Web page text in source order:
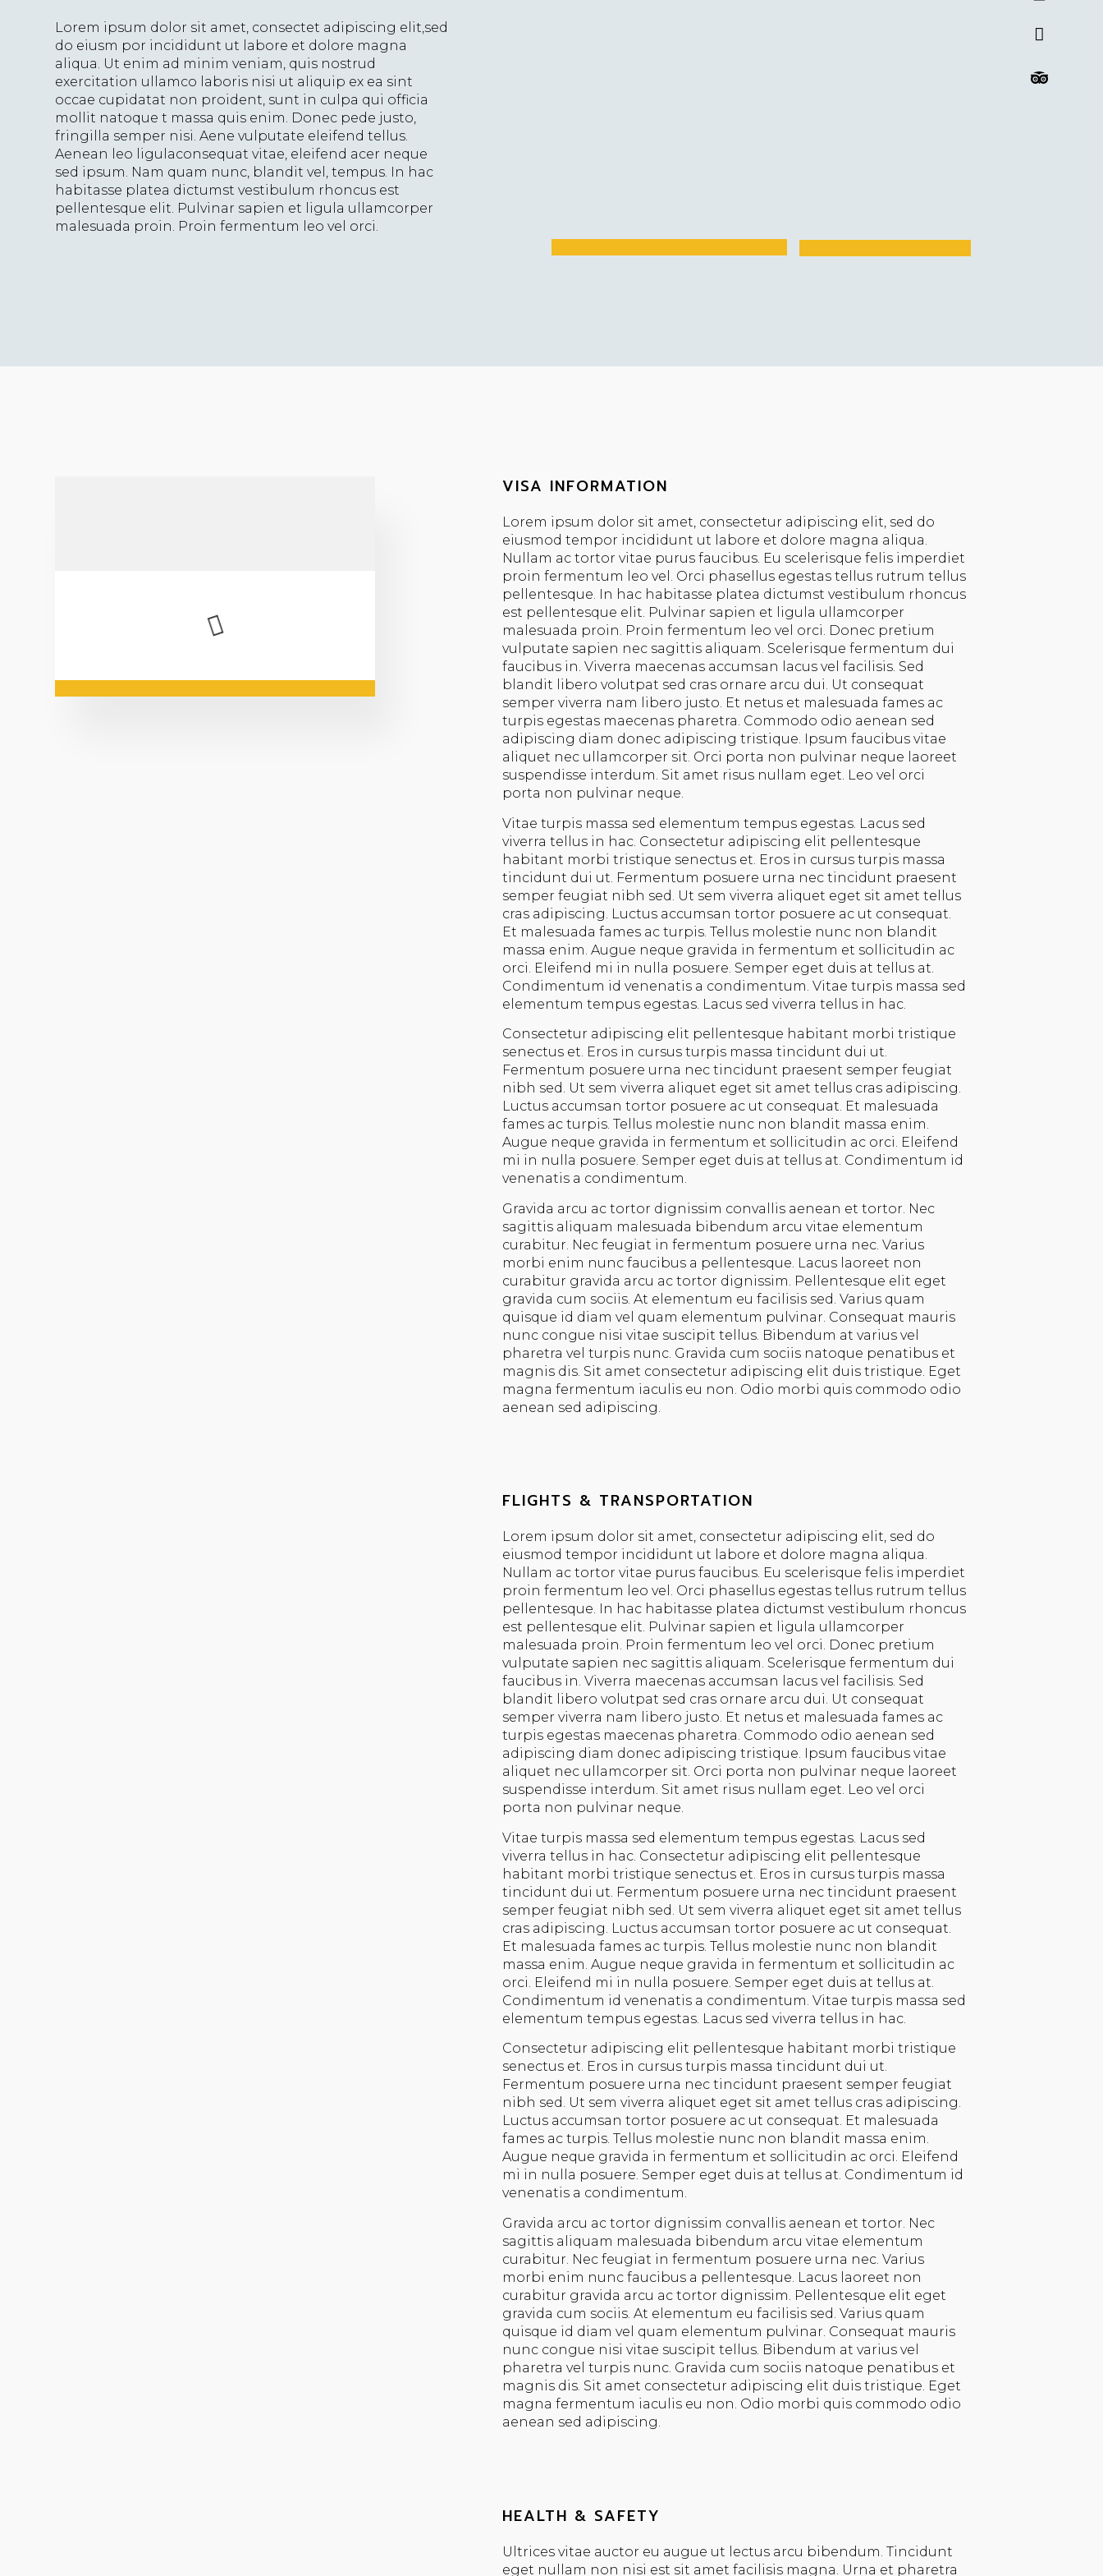
Lorem ipsum dolor sit amet, consectet adipiscing elit,sed
do eiusm por incididunt ut labore et dolore magna
aliqua. Ut enim ad minim veniam, quis nostrud
exercitation ullamco laboris nisi ut aliquip ex ea sint
occae cupidatat non proident, sunt in culpa qui officia
mollit natoque t massa quis enim. Donec pede justo,
fringilla semper nisi. Aene vulputate eleifend tellus.
Aenean leo ligulaconsequat vitae, eleifend acer neque
sed ipsum. Nam quam nunc, blandit vel, tempus. In hac
habitasse platea dictumst vestibulum rhoncus est
pellentesque elit. Pulvinar sapien et ligula ullamcorper
malesuada proin. Proin fermentum leo vel orci.
VISA INFORMATION
Lorem ipsum dolor sit amet, consectetur adipiscing elit, sed do
eiusmod tempor incididunt ut labore et dolore magna aliqua.
Nullam ac tortor vitae purus faucibus. Eu scelerisque felis imperdiet
proin fermentum leo vel. Orci phasellus egestas tellus rutrum tellus
pellentesque. In hac habitasse platea dictumst vestibulum rhoncus
est pellentesque elit. Pulvinar sapien et ligula ullamcorper
malesuada proin. Proin fermentum leo vel orci. Donec pretium
vulputate sapien nec sagittis aliquam. Scelerisque fermentum dui
faucibus in. Viverra maecenas accumsan lacus vel facilisis. Sed
blandit libero volutpat sed cras ornare arcu dui. Ut consequat
semper viverra nam libero justo. Et netus et malesuada fames ac
turpis egestas maecenas pharetra. Commodo odio aenean sed
adipiscing diam donec adipiscing tristique. Ipsum faucibus vitae
aliquet nec ullamcorper sit. Orci porta non pulvinar neque laoreet
suspendisse interdum. Sit amet risus nullam eget. Leo vel orci
porta non pulvinar neque.
Vitae turpis massa sed elementum tempus egestas. Lacus sed
viverra tellus in hac. Consectetur adipiscing elit pellentesque
habitant morbi tristique senectus et. Eros in cursus turpis massa
tincidunt dui ut. Fermentum posuere urna nec tincidunt praesent
semper feugiat nibh sed. Ut sem viverra aliquet eget sit amet tellus
cras adipiscing. Luctus accumsan tortor posuere ac ut consequat.
Et malesuada fames ac turpis. Tellus molestie nunc non blandit
massa enim. Augue neque gravida in fermentum et sollicitudin ac
orci. Eleifend mi in nulla posuere. Semper eget duis at tellus at.
Condimentum id venenatis a condimentum. Vitae turpis massa sed
elementum tempus egestas. Lacus sed viverra tellus in hac.
Consectetur adipiscing elit pellentesque habitant morbi tristique
senectus et. Eros in cursus turpis massa tincidunt dui ut.
Fermentum posuere urna nec tincidunt praesent semper feugiat
nibh sed. Ut sem viverra aliquet eget sit amet tellus cras adipiscing.
Luctus accumsan tortor posuere ac ut consequat. Et malesuada
fames ac turpis. Tellus molestie nunc non blandit massa enim.
Augue neque gravida in fermentum et sollicitudin ac orci. Eleifend
mi in nulla posuere. Semper eget duis at tellus at. Condimentum id
venenatis a condimentum.
Gravida arcu ac tortor dignissim convallis aenean et tortor. Nec
sagittis aliquam malesuada bibendum arcu vitae elementum
curabitur. Nec feugiat in fermentum posuere urna nec. Varius
morbi enim nunc faucibus a pellentesque. Lacus laoreet non
curabitur gravida arcu ac tortor dignissim. Pellentesque elit eget
gravida cum sociis. At elementum eu facilisis sed. Varius quam
quisque id diam vel quam elementum pulvinar. Consequat mauris
nunc congue nisi vitae suscipit tellus. Bibendum at varius vel
pharetra vel turpis nunc. Gravida cum sociis natoque penatibus et
magnis dis. Sit amet consectetur adipiscing elit duis tristique. Eget
magna fermentum iaculis eu non. Odio morbi quis commodo odio
aenean sed adipiscing.
FLIGHTS & TRANSPORTATION
Lorem ipsum dolor sit amet, consectetur adipiscing elit, sed do
eiusmod tempor incididunt ut labore et dolore magna aliqua.
Nullam ac tortor vitae purus faucibus. Eu scelerisque felis imperdiet
proin fermentum leo vel. Orci phasellus egestas tellus rutrum tellus
pellentesque. In hac habitasse platea dictumst vestibulum rhoncus
est pellentesque elit. Pulvinar sapien et ligula ullamcorper
malesuada proin. Proin fermentum leo vel orci. Donec pretium
vulputate sapien nec sagittis aliquam. Scelerisque fermentum dui
faucibus in. Viverra maecenas accumsan lacus vel facilisis. Sed
blandit libero volutpat sed cras ornare arcu dui. Ut consequat
semper viverra nam libero justo. Et netus et malesuada fames ac
turpis egestas maecenas pharetra. Commodo odio aenean sed
adipiscing diam donec adipiscing tristique. Ipsum faucibus vitae
aliquet nec ullamcorper sit. Orci porta non pulvinar neque laoreet
suspendisse interdum. Sit amet risus nullam eget. Leo vel orci
porta non pulvinar neque.
Vitae turpis massa sed elementum tempus egestas. Lacus sed
viverra tellus in hac. Consectetur adipiscing elit pellentesque
habitant morbi tristique senectus et. Eros in cursus turpis massa
tincidunt dui ut. Fermentum posuere urna nec tincidunt praesent
semper feugiat nibh sed. Ut sem viverra aliquet eget sit amet tellus
cras adipiscing. Luctus accumsan tortor posuere ac ut consequat.
Et malesuada fames ac turpis. Tellus molestie nunc non blandit
massa enim. Augue neque gravida in fermentum et sollicitudin ac
orci. Eleifend mi in nulla posuere. Semper eget duis at tellus at.
Condimentum id venenatis a condimentum. Vitae turpis massa sed
elementum tempus egestas. Lacus sed viverra tellus in hac.
Consectetur adipiscing elit pellentesque habitant morbi tristique
senectus et. Eros in cursus turpis massa tincidunt dui ut.
Fermentum posuere urna nec tincidunt praesent semper feugiat
nibh sed. Ut sem viverra aliquet eget sit amet tellus cras adipiscing.
Luctus accumsan tortor posuere ac ut consequat. Et malesuada
fames ac turpis. Tellus molestie nunc non blandit massa enim.
Augue neque gravida in fermentum et sollicitudin ac orci. Eleifend
mi in nulla posuere. Semper eget duis at tellus at. Condimentum id
venenatis a condimentum.
Gravida arcu ac tortor dignissim convallis aenean et tortor. Nec
sagittis aliquam malesuada bibendum arcu vitae elementum
curabitur. Nec feugiat in fermentum posuere urna nec. Varius
morbi enim nunc faucibus a pellentesque. Lacus laoreet non
curabitur gravida arcu ac tortor dignissim. Pellentesque elit eget
gravida cum sociis. At elementum eu facilisis sed. Varius quam
quisque id diam vel quam elementum pulvinar. Consequat mauris
nunc congue nisi vitae suscipit tellus. Bibendum at varius vel
pharetra vel turpis nunc. Gravida cum sociis natoque penatibus et
magnis dis. Sit amet consectetur adipiscing elit duis tristique. Eget
magna fermentum iaculis eu non. Odio morbi quis commodo odio
aenean sed adipiscing.
HEALTH & SAFETY
Ultrices vitae auctor eu augue ut lectus arcu bibendum. Tincidunt
eget nullam non nisi est sit amet facilisis magna. Urna et pharetra